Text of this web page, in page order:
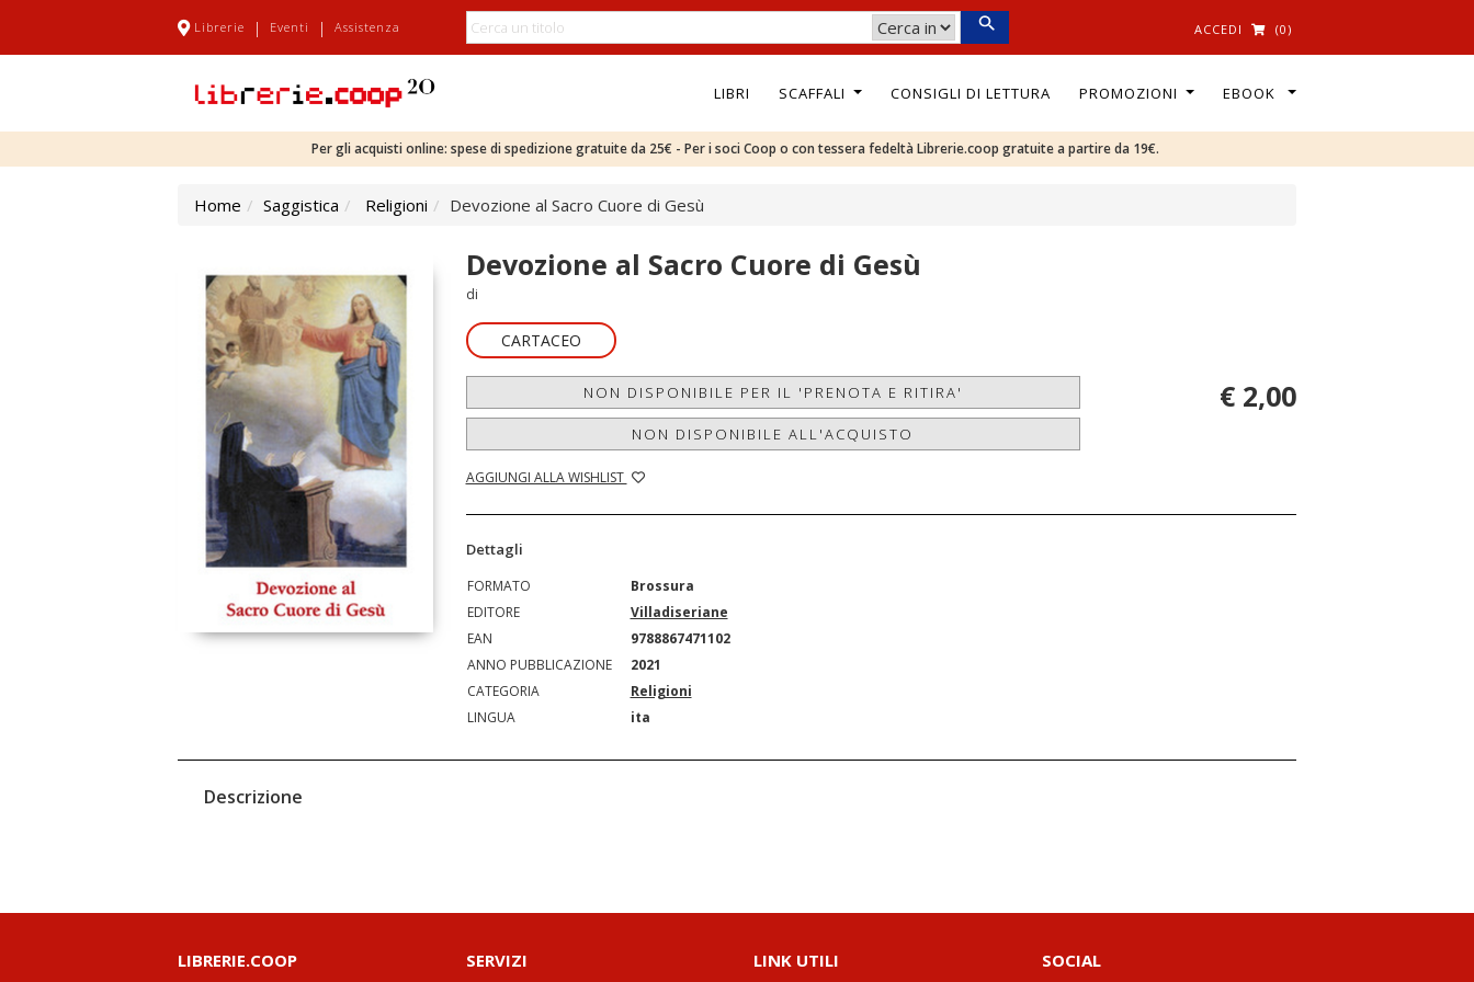
Librerie | Eventi | Assistenza ACCEDI (0)
LIBRI SCAFFALI CONSIGLI DI LETTURA PROMOZIONI EBOOK
Per gli acquisti online: spese di spedizione gratuite da 25€ - Per i soci Coop o con tessera fedeltà Librerie.coop gratuite a partire da 19€.
Home Saggistica Religioni Devozione al Sacro Cuore di Gesù
Devozione al Sacro Cuore di Gesù
di
CARTACEO
NON DISPONIBILE PER IL 'PRENOTA E RITIRA'
NON DISPONIBILE ALL'ACQUISTO
AGGIUNGI ALLA WISHLIST
€ 2,00
Dettagli
FORMATO
Brossura
EDITORE
Villadiseriane
EAN
9788867471102
ANNO PUBBLICAZIONE
2021
CATEGORIA
Religioni
LINGUA
ita
Descrizione
LIBRERIE.COOP SERVIZI LINK UTILI SOCIAL